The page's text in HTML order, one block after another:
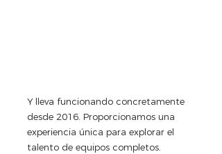
Y lleva funcionando concretamente
desde 2016. Proporcionamos una
experiencia única para explorar el
talento de equipos completos.